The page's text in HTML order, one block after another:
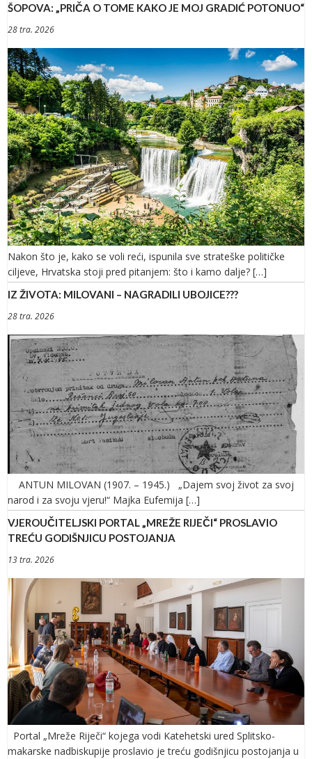
ŠOPOVA: „PRIČA O TOME KAKO JE MOJ GRADIĆ POTONUO“
28 tra. 2026
Nakon što je, kako se voli reći, ispunila sve strateške političke
ciljeve, Hrvatska stoji pred pitanjem: što i kamo dalje? […]
IZ ŽIVOTA: MILOVANI – NAGRADILI UBOJICE???
28 tra. 2026
ANTUN MILOVAN (1907. – 1945.) „Dajem svoj život za svoj
narod i za svoju vjeru!“ Majka Eufemija […]
VJEROUČITELJSKI PORTAL „MREŽE RIJEČI“ PROSLAVIO
TREĆU GODIŠNJICU POSTOJANJA
13 tra. 2026
Portal „Mreže Riječi“ kojega vodi Katehetski ured Splitsko-
makarske nadbiskupije proslavio je treću godišnjicu postojanja u